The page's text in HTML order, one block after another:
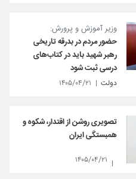
وزیر آموزش و پرورش:
حضور مردم در بدرقه تاریخی
رهبر شهید باید در کتاب‌های
درسی ثبت شود
دولت ۱۴۰۵/۰۴/۲۱
تصویری روشن از اقتدار، شکوه و
همبستگی ایران
۱۴۰۵/۰۴/۲۱